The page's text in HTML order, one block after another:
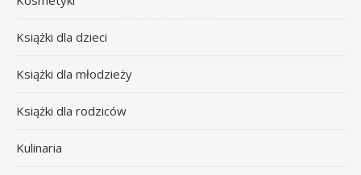
Książki dla dzieci
Książki dla młodzieży
Książki dla rodziców
Kulinaria